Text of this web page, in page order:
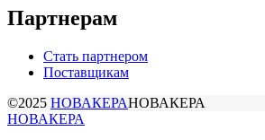
Партнерам
Стать партнером
Поставщикам
©2025 НОВАКЕРАНОВАКЕРА
НОВАКЕРА